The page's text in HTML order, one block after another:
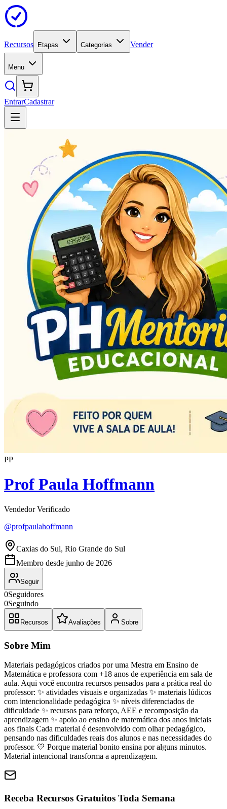
Recursos Etapas Categorias Vender
Menu
EntrarCadastrar
PP
Prof Paula Hoffmann
Vendedor Verificado
@profpaulahoffmann
Caxias do Sul, Rio Grande do Sul
Membro desde junho de 2026
Seguir
0Seguidores
0Seguindo
Recursos Avaliações Sobre
Sobre Mim
Materiais pedagógicos criados por uma Mestra em Ensino de
Matemática e professora com +18 anos de experiência em sala de
aula. Aqui você encontra recursos pensados para a prática real do
professor: ✨ atividades visuais e organizadas ✨ materiais lúdicos
com intencionalidade pedagógica ✨ níveis diferenciados de
dificuldade ✨ recursos para reforço, AEE e recomposição da
aprendizagem ✨ apoio ao ensino de matemática dos anos iniciais
aos finais Cada material é desenvolvido com olhar pedagógico,
pensando nas dificuldades reais dos alunos e nas necessidades do
professor. 💛 Porque material bonito ensina por alguns minutos.
Material intencional transforma a aprendizagem.
Receba Recursos Gratuitos Toda Semana